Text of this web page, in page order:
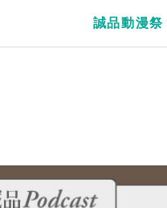
誠品動漫祭